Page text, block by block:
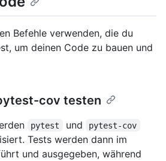
Befehle verwenden, die du
um deinen Code zu bauen und
cov testen
pytest und pytest-cov
Tests werden dann im
und ausgegeben, während